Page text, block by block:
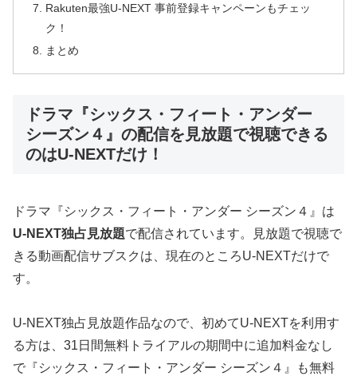
Rakuten最強U-NEXT 事前登録キャンペーンもチェッ
ク！
まとめ
ドラマ『シックス・フィート・アンダー
シーズン４』の配信を見放題で視聴できる
のはU-NEXTだけ！
ドラマ『シックス・フィート・アンダー シーズン４』は
U-NEXT独占見放題で配信されています。見放題で視聴で
きる動画配信サブスクは、現在のところU-NEXTだけで
す。
U-NEXT独占見放題作品なので、初めてU-NEXTを利用す
る方は、31日間無料トライアルの期間中に追加料金なし
で『シックス・フィート・アンダー シーズン４』も無料